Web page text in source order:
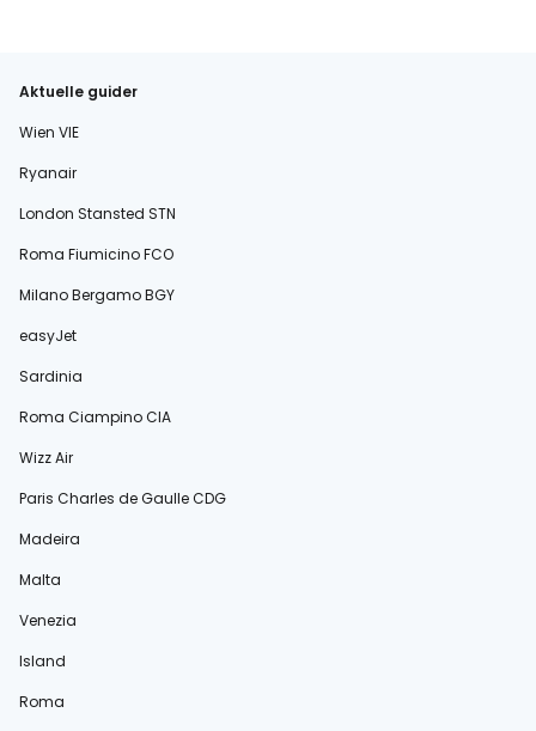
Aktuelle guider
Wien VIE
Ryanair
London Stansted STN
Roma Fiumicino FCO
Milano Bergamo BGY
easyJet
Sardinia
Roma Ciampino CIA
Wizz Air
Paris Charles de Gaulle CDG
Madeira
Malta
Venezia
Island
Roma